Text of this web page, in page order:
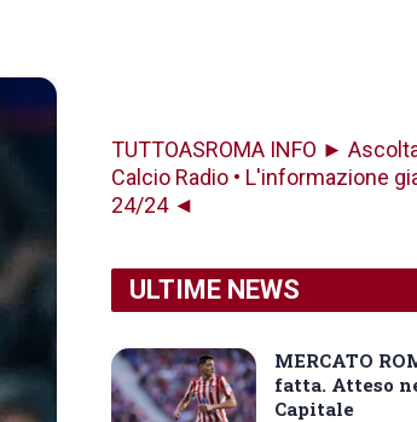
TUTTOASROMA INFO ►
Calcio Radio • L'informazione
24/24 ◄
ULTIME NEWS
MERCATO
fatta. Atteso
Capitale